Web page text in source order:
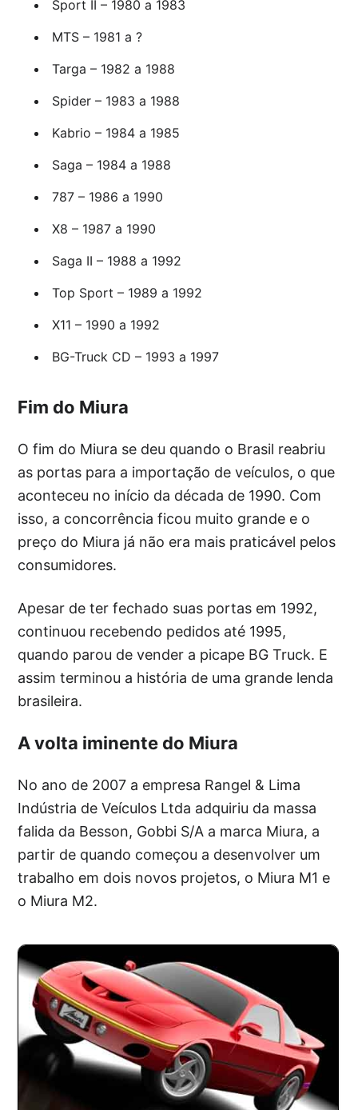
Sport II – 1980 a 1983
MTS – 1981 a ?
Targa – 1982 a 1988
Spider – 1983 a 1988
Kabrio – 1984 a 1985
Saga – 1984 a 1988
787 – 1986 a 1990
X8 – 1987 a 1990
Saga II – 1988 a 1992
Top Sport – 1989 a 1992
X11 – 1990 a 1992
BG-Truck CD – 1993 a 1997
Fim do Miura
O fim do Miura se deu quando o Brasil reabriu
as portas para a importação de veículos, o que
aconteceu no início da década de 1990. Com
isso, a concorrência ficou muito grande e o
preço do Miura já não era mais praticável pelos
consumidores.
Apesar de ter fechado suas portas em 1992,
continuou recebendo pedidos até 1995,
quando parou de vender a picape BG Truck. E
assim terminou a história de uma grande lenda
brasileira.
A volta iminente do Miura
No ano de 2007 a empresa Rangel & Lima
Indústria de Veículos Ltda adquiriu da massa
falida da Besson, Gobbi S/A a marca Miura, a
partir de quando começou a desenvolver um
trabalho em dois novos projetos, o Miura M1 e
o Miura M2.